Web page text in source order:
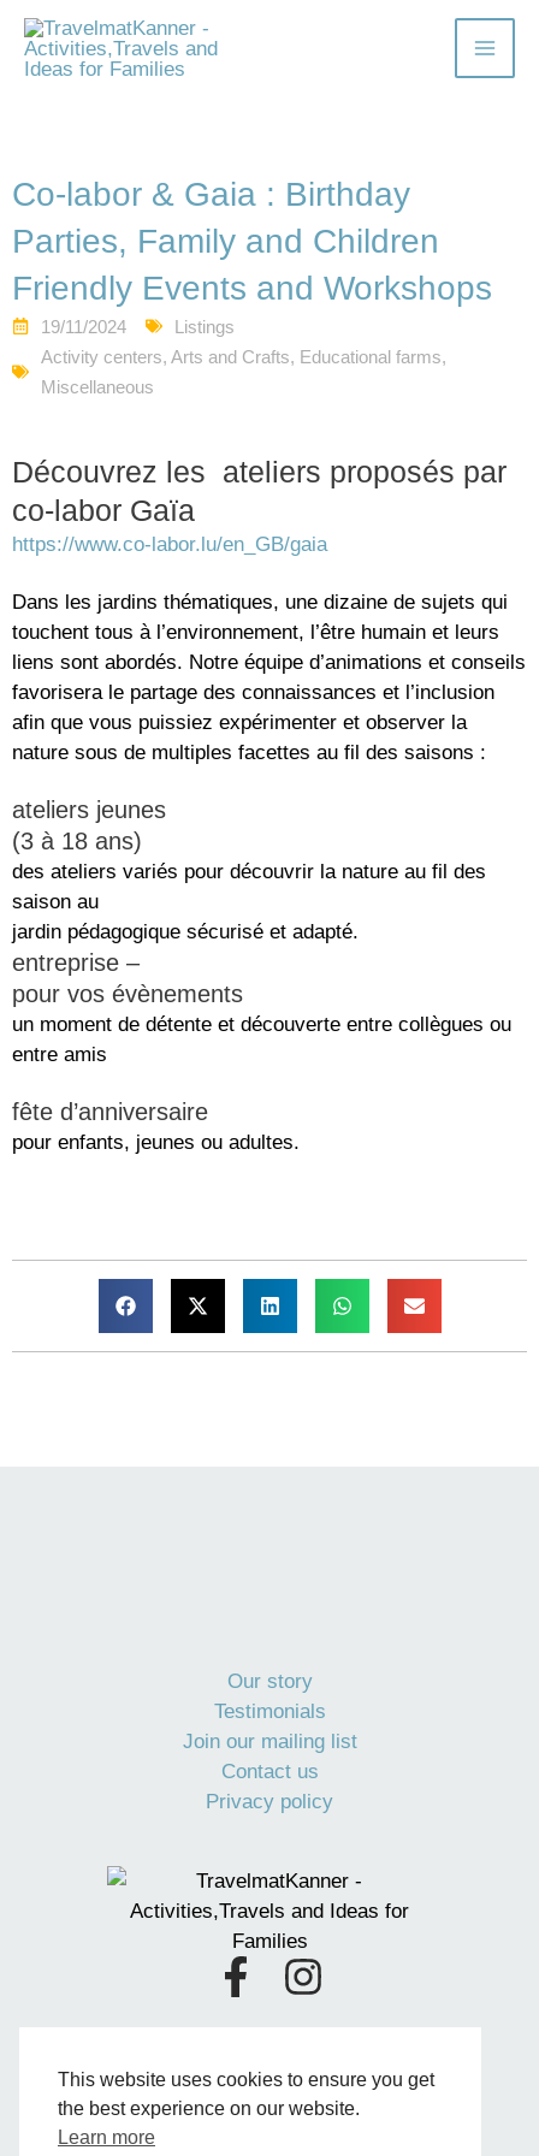
Skip
content
Main
Co-labor & Gaia : Birthday
Parties, Family and Children
Friendly Events and Workshops
19/11/2024
Listings
Activity centers, Arts and Crafts, Educational farms,
Miscellaneous
Découvrez les ateliers proposés par
co-labor Gaïa
https://www.co-labor.lu/en_GB/gaia
Dans les jardins thématiques, une dizaine de sujets qui
touchent tous à l’environnement, l’être humain et leurs
liens sont abordés. Notre équipe d’animations et conseils
favorisera le partage des connaissances et l’inclusion
afin que vous puissiez expérimenter et observer la
nature sous de multiples facettes au fil des saisons :
ateliers jeunes
(3 à 18 ans)
des ateliers variés pour découvrir la nature au fil des
saison au
jardin pédagogique sécurisé et adapté.
entreprise –
pour vos évènements
un moment de détente et découverte entre collègues ou
entre amis
fête d’anniversaire
pour enfants, jeunes ou adultes.
Our story
Testimonials
Join our mailing list
Contact us
Privacy policy
F
e
I
t
VAT LU33186674
hello@travelmatkanner.com
This website uses cookies to ensure you get
the best experience on our website.
Learn more